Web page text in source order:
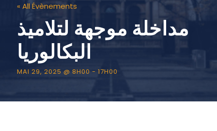
« All Évènements
مداخلة موجهة لتلاميذ
البكالوريا
MAI 29, 2025 @ 8H00 - 17H00